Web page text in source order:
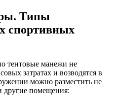
Типы
спортивных
тентовые манежи не
затратах и возводятся в
можно разместить не
другие помещения: